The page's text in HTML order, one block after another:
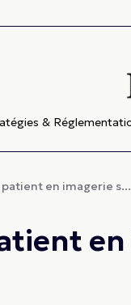
&
en imagerie s...